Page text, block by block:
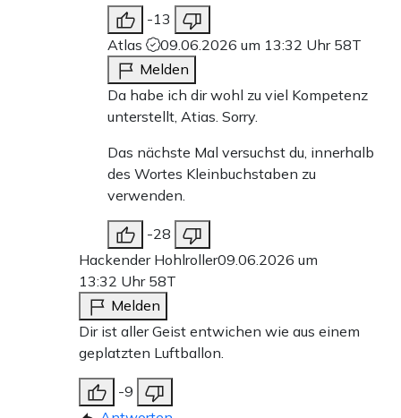
-13
Atlas
09.06.2026 um 13:32 Uhr 58T
Melden
Da habe ich dir wohl zu viel Kompetenz
unterstellt, Atias. Sorry.
Das nächste Mal versuchst du, innerhalb
des Wortes Kleinbuchstaben zu
verwenden.
-28
Hackender Hohlroller09.06.2026 um
13:32 Uhr 58T
Melden
Dir ist aller Geist entwichen wie aus einem
geplatzten Luftballon.
-9